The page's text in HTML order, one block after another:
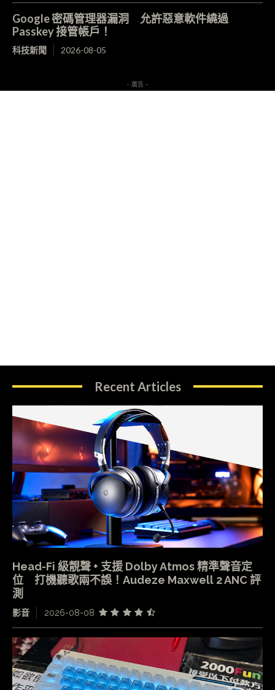
Google 密碼管理器漏洞 允許惡意軟件繞過
Passkey 接管帳戶！
科技新聞 2026-08-05
- 廣告 -
Recent Articles
Head-Fi 級靚聲 + 支援 Dolby Atmos 精準聲音定
位 打機聽歌兩不誤！Audeze Maxwell 2 ANC 評
測
影音 2026-08-08